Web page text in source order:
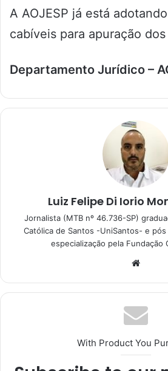
A AOJESP já está
cabíveis para apuração
Departamento Jurídico –
Luiz Felipe Di Iorio
Jornalista (MTB nº 46.736-SP)
Católica de Santos -UniSantos- e
especialização pela Fundação
With Product You